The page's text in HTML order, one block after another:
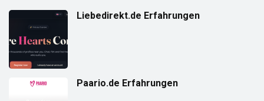
Liebedirekt.de Erfahrungen
Paario.de Erfahrungen